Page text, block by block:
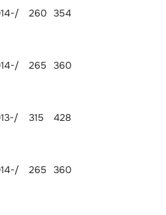
260 354
265 360
315 428
265 360